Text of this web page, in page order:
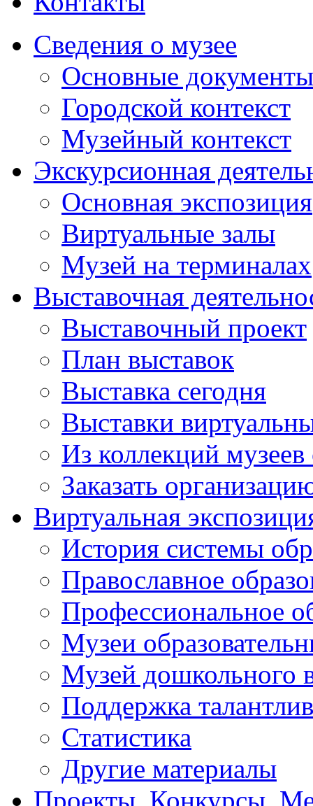
Сведения о музее
Основные документы
Городской контекст
Музейный контекст
Экскурсионная
Основная экспозиция
Виртуальные залы
Музей на терминалах
Выставочная
Выставочный проект
План выставок
Выставка сегодня
Выставки
Из коллекций
Заказать
Виртуальная
История системы
Православное
Профессиональное
Музеи
Музей дошкольного
Поддержка
Статистика
Другие материалы